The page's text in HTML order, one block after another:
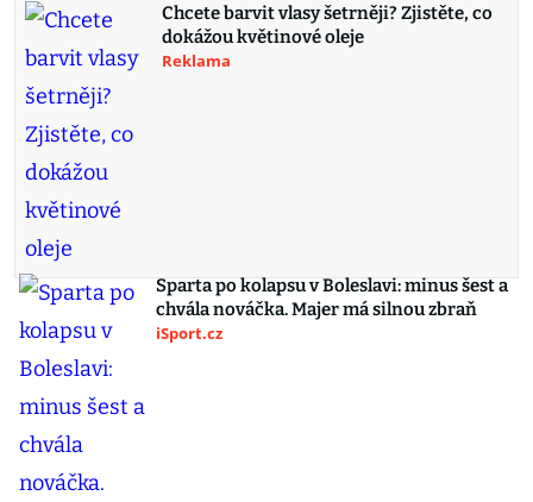
Chcete barvit vlasy šetrněji? Zjistěte, co
dokážou květinové oleje
Reklama
Sparta po kolapsu v Boleslavi: minus šest a
chvála nováčka. Majer má silnou zbraň
iSport.cz